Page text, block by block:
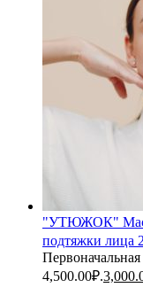
"УТЮЖОК"
подтяжки
Первоначальная
4,500.00₽.